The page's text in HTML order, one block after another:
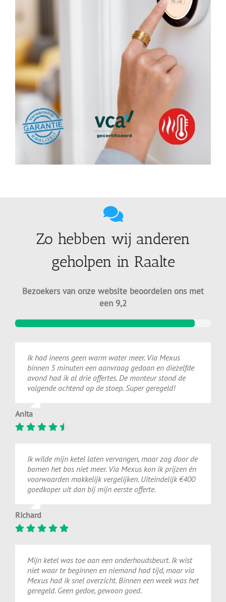
Zo hebben wij anderen
geholpen in Raalte
Bezoekers van onze website beoordelen ons met
een 9,2
Ik had ineens geen warm water meer. Via Mexus
binnen 5 minuten een aanvraag gedaan en diezelfde
avond had ik al drie offertes. De monteur stond de
volgende ochtend op de stoep. Super geregeld!
Anita
Ik wilde mijn ketel laten vervangen, maar zag door de
bomen het bos niet meer. Via Mexus kon ik prijzen én
voorwaarden makkelijk vergelijken. Uiteindelijk €400
goedkoper uit dan bij mijn eerste offerte.
Richard
Mijn ketel was toe aan een onderhoudsbeurt. Ik wist
niet waar te beginnen en niemand had tijd, maar via
Mexus had ik snel overzicht. Binnen een week was het
geregeld. Geen gedoe, gewoon goed.